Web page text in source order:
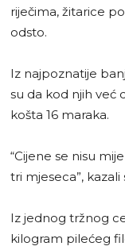
riječima, žitarice
odsto.
Iz najpoznatije
su da kod njih već
košta 16 maraka.
“Cijene se nisu
tri mjeseca”,
Iz jednog tržnog
kilogram pilećeg